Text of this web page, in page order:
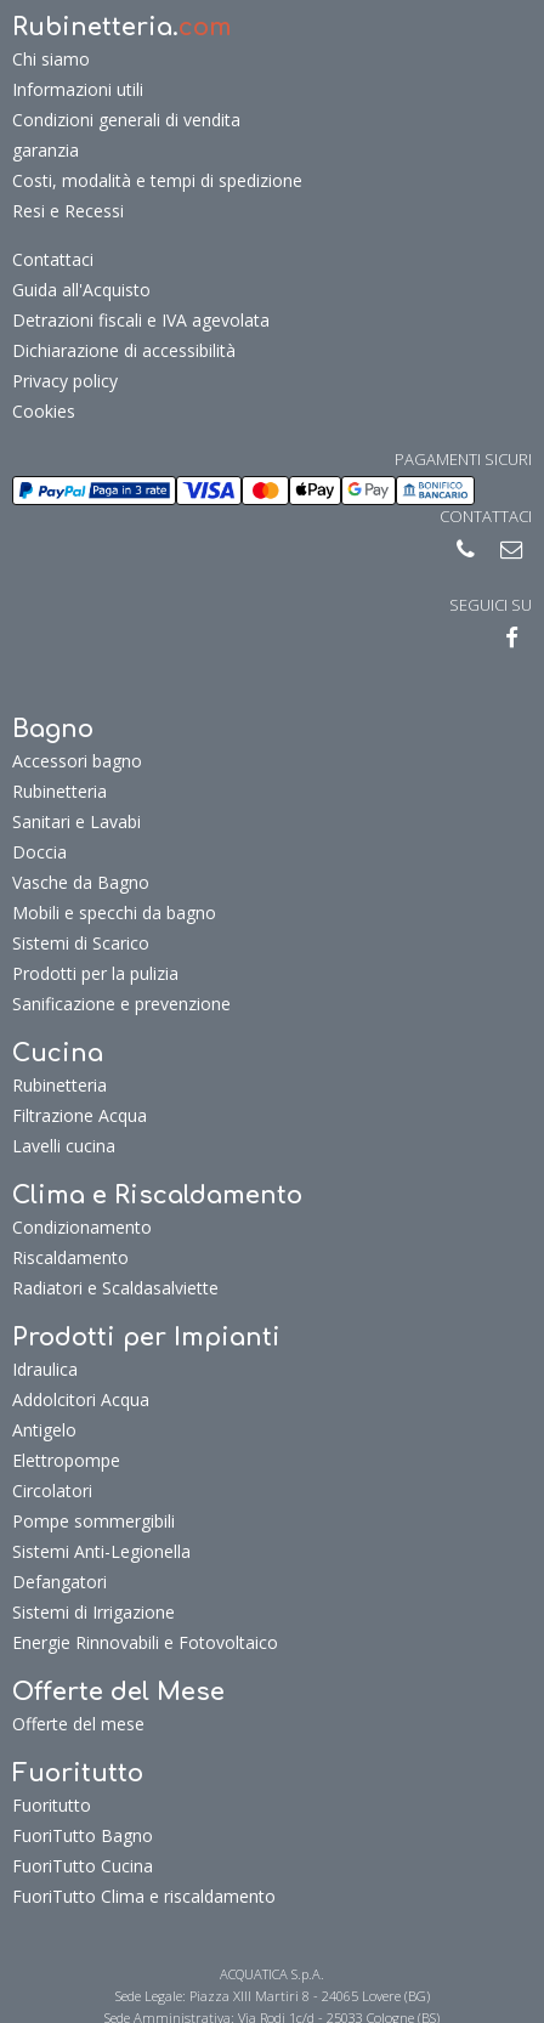
Rubinetteria.com
Chi siamo
Informazioni utili
Condizioni generali di vendita
garanzia
Costi, modalità e tempi di spedizione
Resi e Recessi
Contattaci
Guida all'Acquisto
Detrazioni fiscali e IVA agevolata
Dichiarazione di accessibilità
Privacy policy
Cookies
PAGAMENTI SICURI
CONTATTACI
SEGUICI SU
Bagno
Accessori bagno
Rubinetteria
Sanitari e Lavabi
Doccia
Vasche da Bagno
Mobili e specchi da bagno
Sistemi di Scarico
Prodotti per la pulizia
Sanificazione e prevenzione
Cucina
Rubinetteria
Filtrazione Acqua
Lavelli cucina
Clima e Riscaldamento
Condizionamento
Riscaldamento
Radiatori e Scaldasalviette
Prodotti per Impianti
Idraulica
Addolcitori Acqua
Antigelo
Elettropompe
Circolatori
Pompe sommergibili
Sistemi Anti-Legionella
Defangatori
Sistemi di Irrigazione
Energie Rinnovabili e Fotovoltaico
Offerte del Mese
Offerte del mese
Fuoritutto
Fuoritutto
FuoriTutto Bagno
FuoriTutto Cucina
FuoriTutto Clima e riscaldamento
ACQUATICA S.p.A.
Sede Legale: Piazza XIII Martiri 8 - 24065 Lovere (BG)
Sede Amministrativa: Via Rodi 1c/d - 25033 Cologne (BS)